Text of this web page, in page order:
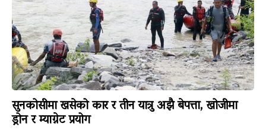
सुनकोसीमा खसेको कार र तीन यात्रु अझै बेपत्ता, खोजीमा
ड्रोन र म्याग्नेट प्रयोग